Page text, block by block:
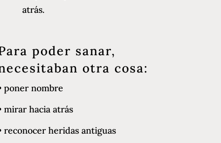
atrás.
poder sanar,
otra cosa:
poner nombre
mirar hacia atrás
reconocer heridas antiguas